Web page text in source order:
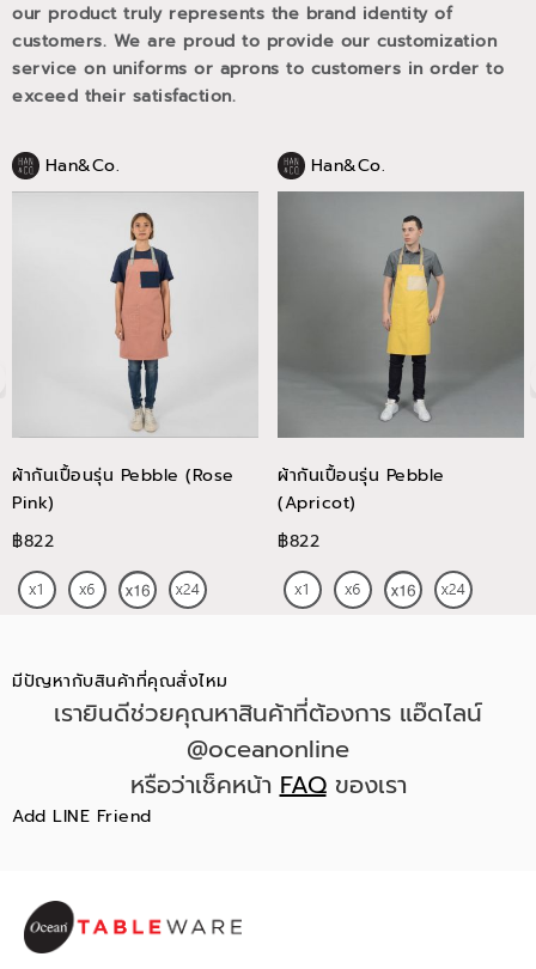
our product truly represents the brand identity of
customers. We are proud to provide our customization
service on uniforms or aprons to customers in order to
exceed their satisfaction.
Han&Co.
ผ้ากันเปื้อนรุ่น Pebble (Rose
Pink)
฿822
Han&Co.
ผ้ากันเปื้อนรุ่น Pebble
(Apricot)
฿822
มีปัญหากับสินค้าที่คุณสั่งไหม
เรายินดีช่วยคุณหาสินค้าที่ต้องการ แอ๊ดไลน์
@oceanonline
หรือว่าเช็คหน้าFAQของเรา
Add LINE Friend